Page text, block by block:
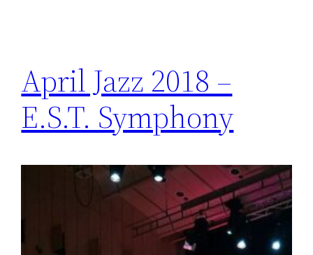
April Jazz 2018 –
E.S.T. Symphony